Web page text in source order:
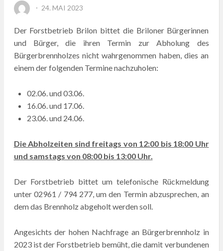
POSTED
24. MAI 2023
Der Forstbetrieb Brilon bittet die Briloner Bürgerinnen
und Bürger, die ihren Termin zur Abholung des
Bürgerbrennholzes nicht wahrgenommen haben, dies an
einem der folgenden Termine nachzuholen:
02.06. und 03.06.
16.06. und 17.06.
23.06. und 24.06.
Die Abholzeiten sind freitags von 12:00 bis 18:00 Uhr
und samstags von 08:00 bis 13:00 Uhr.
Der Forstbetrieb bittet um telefonische Rückmeldung
unter 02961 / 794 277, um den Termin abzusprechen, an
dem das Brennholz abgeholt werden soll.
Angesichts der hohen Nachfrage an Bürgerbrennholz in
2023 ist der Forstbetrieb bemüht, die damit verbundenen